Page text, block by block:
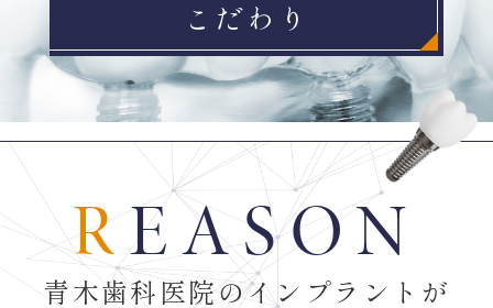
こだわり
REASON
青木歯科医院のインプラントが